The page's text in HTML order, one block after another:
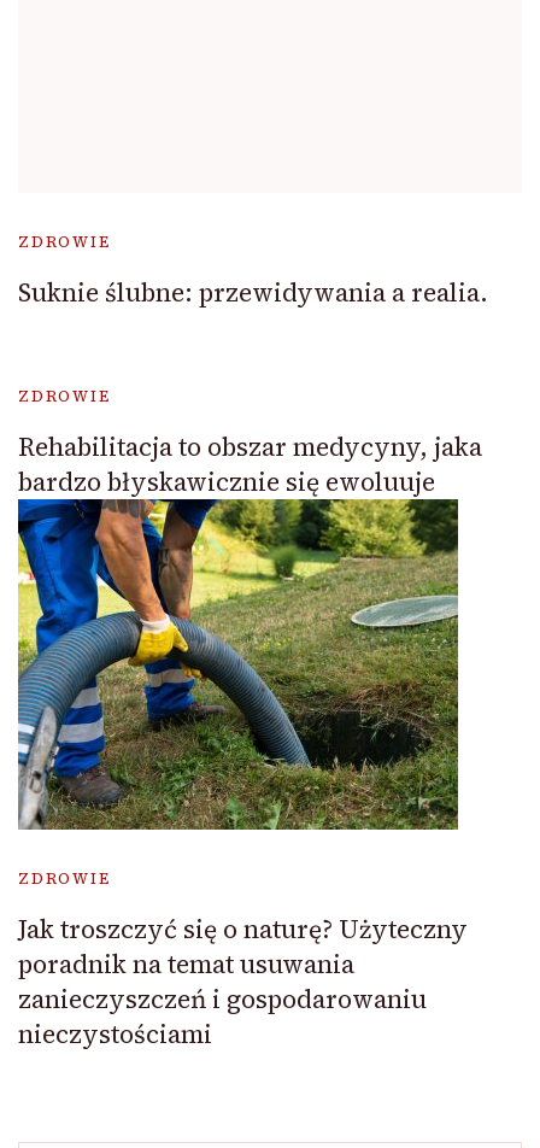
ZDROWIE
Suknie ślubne: przewidywania a realia.
ZDROWIE
Rehabilitacja to obszar medycyny, jaka
bardzo błyskawicznie się ewoluuje
ZDROWIE
Jak troszczyć się o naturę? Użyteczny
poradnik na temat usuwania
zanieczyszczeń i gospodarowaniu
nieczystościami